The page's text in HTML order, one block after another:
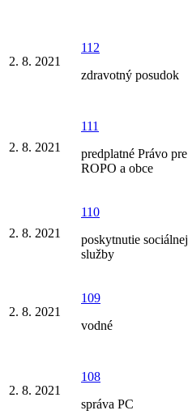
2. 8. 2021
112
zdravotný posudok
2. 8. 2021
111
predplatné Právo pre
ROPO a obce
2. 8. 2021
110
poskytnutie sociálnej
služby
2. 8. 2021
109
vodné
2. 8. 2021
108
správa PC